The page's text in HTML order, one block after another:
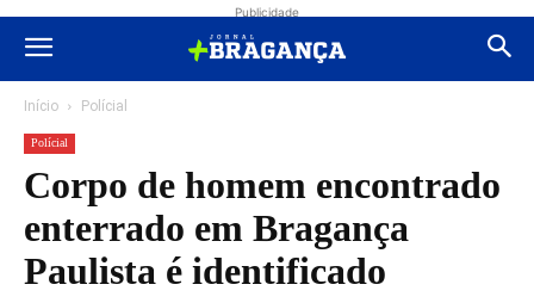
Publicidade
Início Polícial
Polícial
Corpo de homem encontrado
enterrado em Bragança
Paulista é identificado